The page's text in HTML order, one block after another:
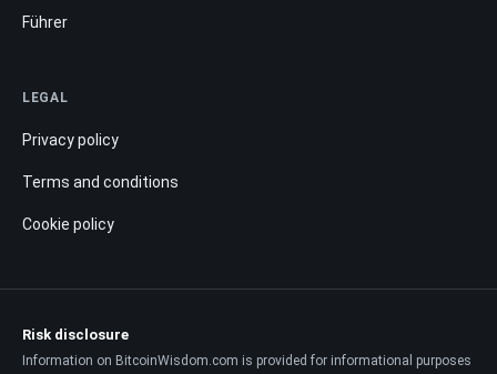
Führer
LEGAL
Privacy policy
Terms and conditions
Cookie policy
Risk disclosure
Information on BitcoinWisdom.com is provided for informational purposes